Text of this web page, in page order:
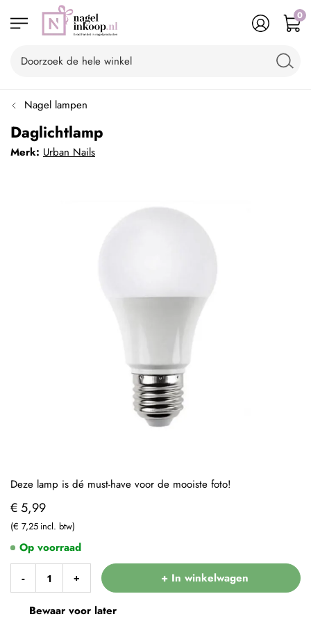
0
Nagel lampen
Daglichtlamp
Merk: Urban Nails
€ 5,99
€ 7,25
- + + In winkelwagen
Bewaar voor later
Op voorraad
Deze lamp is dé must-have voor de mooiste foto!